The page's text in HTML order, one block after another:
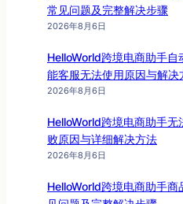
常见问题及完整解决步骤
2026年8月6日
HelloWorld跨境电商助手
能客服无法使用原因与解决
2026年8月6日
HelloWorld跨境电商助手
败原因与详细解决方法
2026年8月6日
HelloWorld跨境电商助手商